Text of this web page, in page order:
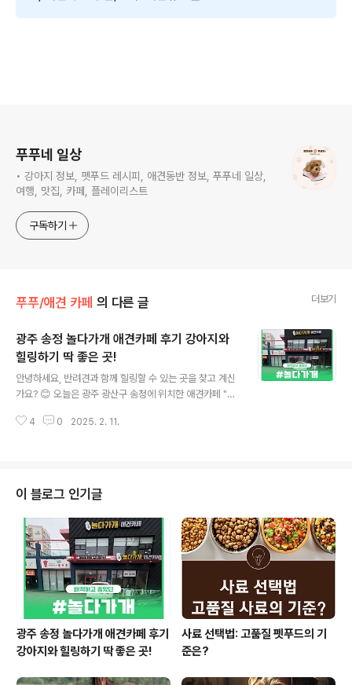
푸푸네 일상
• 강아지 정보, 펫푸드 레시피, 애견동반 정보, 푸푸네 일상,
여행, 맛집, 카페, 플레이리스트
구독하기
푸푸/애견 카페 의 다른 글 더보기
광주 송정 놀다가개 애견카페 후기 강아지와
힐링하기 딱 좋은 곳!
안녕하세요, 반려견과 함께 힐링할 수 있는 곳을 찾고 계신
가요? 😊 오늘은 광주 광산구 송정에 위치한 애견카페 "놀
편안한 시간을 보낼 수 있는 곳이라 더욱 추천드리고 싶어
기 🍜☕장점과 아쉬운 점 🔍푸푸가 즐기는 순간들 📸총평
& 추천 후기 🏆 놀다가개 기본 정보 🏡🏠 업체명: 놀다가
개 📍 위치: 광주광역시 광산구 상무대로 298 1F, 2F⏰
영업시간: 매일 13:00 ~ 22:30 (라스트오더 18:00)📞
연락처: 0507-1367-8966 첫인상 & 시..
4 0 2025. 2. 11.
이 블로그 인기글
광주 송정 놀다가개 애견카페 후기
강아지와 힐링하기 딱 좋은 곳!
사료 선택법: 고품질 펫푸드의 기
준은?